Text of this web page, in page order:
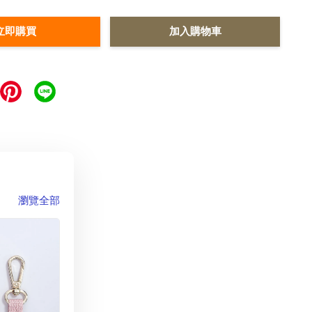
即購買 加入購物車
瀏覽全部